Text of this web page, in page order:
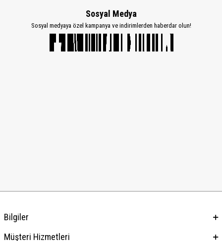
Sosyal Medya
Sosyal medyaya özel kampanya ve indirimlerden haberdar olun!
Bilgiler
Müşteri Hizmetleri